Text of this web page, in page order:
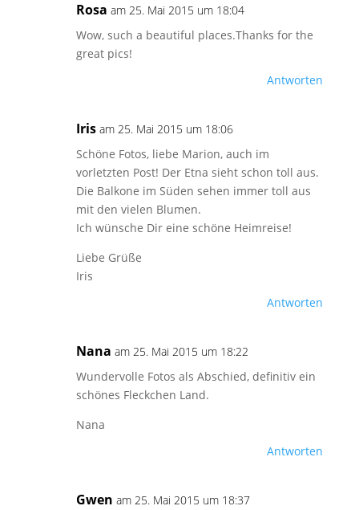
Rosa am 25. Mai 2015 um 18:04
Wow, such a beautiful places.Thanks for the
great pics!
Antworten
Iris am 25. Mai 2015 um 18:06
Schöne Fotos, liebe Marion, auch im
vorletzten Post! Der Etna sieht schon toll aus.
Die Balkone im Süden sehen immer toll aus
mit den vielen Blumen.
Ich wünsche Dir eine schöne Heimreise!
Liebe Grüße
Iris
Antworten
Nana am 25. Mai 2015 um 18:22
Wundervolle Fotos als Abschied, definitiv ein
schönes Fleckchen Land.
Nana
Antworten
Gwen am 25. Mai 2015 um 18:37